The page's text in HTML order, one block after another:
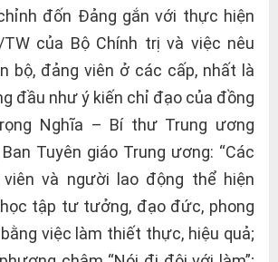
đốn Đảng gắn với thực hiện
của Bộ Chính trị và việc nêu
bộ, đảng viên ở các cấp, nhất là
đầu như ý kiến chỉ đạo của đồng
Nghĩa – Bí thư Trung ương
Tuyên giáo Trung ương: “Các
và người lao động thể hiện
tập tư tưởng, đạo đức, phong
việc làm thiết thực, hiệu quả;